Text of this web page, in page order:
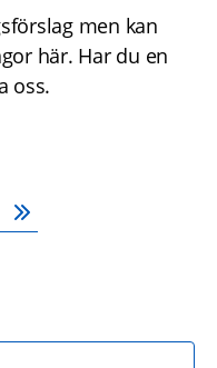
men kan
här. Har du en
oss.